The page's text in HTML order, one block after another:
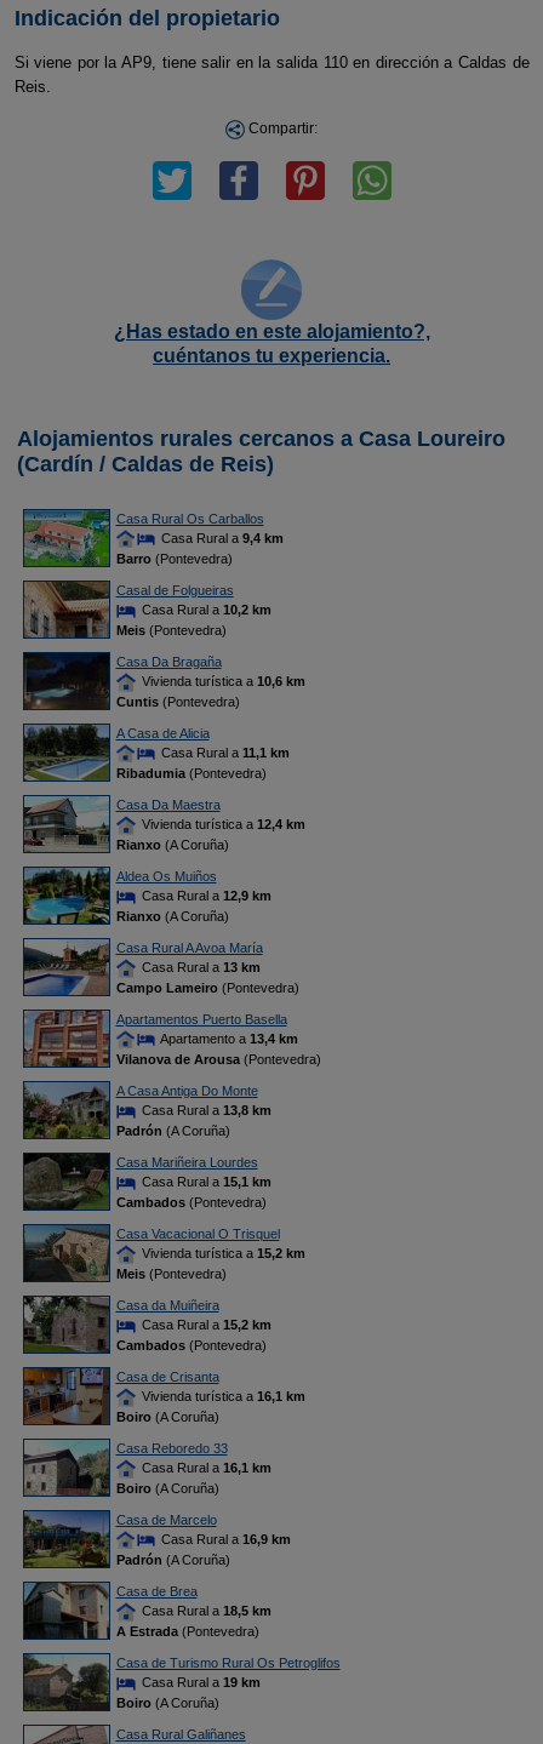
Indicación del propietario
Si viene por la AP9, tiene salir en la salida 110 en dirección a Caldas de
Reis.
Compartir:
¿Has estado en este alojamiento?,
cuéntanos tu experiencia.
Alojamientos rurales cercanos a Casa Loureiro
(Cardín / Caldas de Reis)
Casa Rural Os Carballos
Casa Rural a 9,4 km
Barro(Pontevedra)
Casal de Folgueiras
Casa Rural a 10,2 km
Meis(Pontevedra)
Casa Da Bragaña
Vivienda turística a 10,6 km
Cuntis(Pontevedra)
A Casa de Alicia
Casa Rural a 11,1 km
Ribadumia(Pontevedra)
Casa Da Maestra
Vivienda turística a 12,4 km
Rianxo(A Coruña)
Aldea Os Muiños
Casa Rural a 12,9 km
Rianxo(A Coruña)
Casa Rural A Avoa María
Casa Rural a 13 km
Campo Lameiro(Pontevedra)
Apartamentos Puerto Basella
Apartamento a 13,4 km
Vilanova de Arousa(Pontevedra)
A Casa Antiga Do Monte
Casa Rural a 13,8 km
Padrón (A Coruña)
Casa Mariñeira Lourdes
Casa Rural a 15,1 km
Cambados(Pontevedra)
Casa Vacacional O Trisquel
Vivienda turística a 15,2 km
Meis(Pontevedra)
Casa da Muiñeira
Casa Rural a 15,2 km
Cambados(Pontevedra)
Casa de Crisanta
Vivienda turística a 16,1 km
Boiro(A Coruña)
Casa Reboredo 33
Casa Rural a 16,1 km
Boiro(A Coruña)
Casa de Marcelo
Casa Rural a 16,9 km
Padrón (A Coruña)
Casa de Brea
Casa Rural a 18,5 km
A Estrada(Pontevedra)
Casa de Turismo Rural Os Petroglifos
Casa Rural a 19 km
Boiro(A Coruña)
Casa Rural Galiñanes